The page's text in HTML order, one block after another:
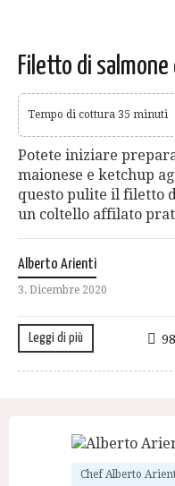
Filetto di
Tempo di cottura 35 minuti
Potete iniziare
maionese e ketchup
questo pulite il filetto
un coltello affilato
Alberto Arienti
3. Dicembre 2020
Leggi di più
Chef Alberto